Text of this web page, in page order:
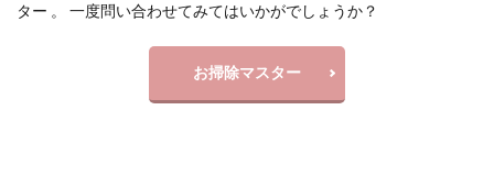
ター 。 一度問い合わせてみてはいかがでしょうか？
お掃除マスター